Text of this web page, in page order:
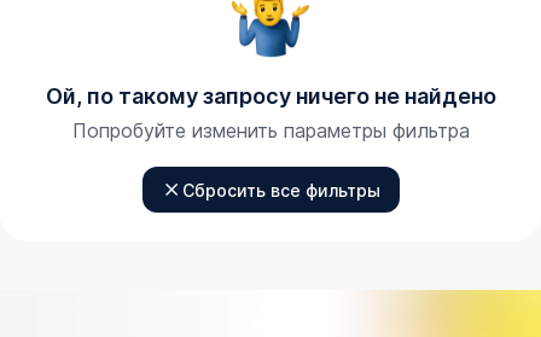
Ой, по такому запросу ничего не найдено
Попробуйте изменить параметры фильтра
Сбросить все фильтры